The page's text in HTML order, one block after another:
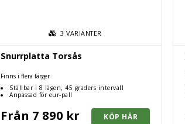
3VARIANTER
Snurrplatta Torsås
Finns i flera färger
Ställbar i 8 lägen, 45 graders intervall
Anpassad för eur-pall
Från 7 890 kr